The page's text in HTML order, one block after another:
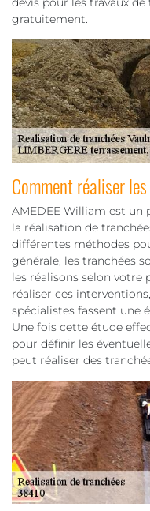
gratuitement.
Comment réaliser
AMEDEE William est un
la réalisation de
différentes méthodes
générale, les tranchées
les réalisons selon votre
réaliser ces
spécialistes fassent une
Une fois cette étude
pour définir les
peut réaliser des